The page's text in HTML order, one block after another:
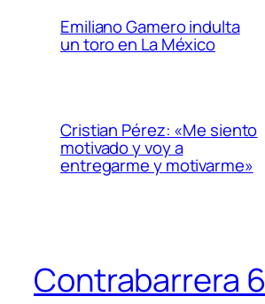
Emiliano Gamero indulta
un toro en La México
Cristian Pérez: «Me siento
motivado y voy a
entregarme y motivarme»
Contrabarrera 6